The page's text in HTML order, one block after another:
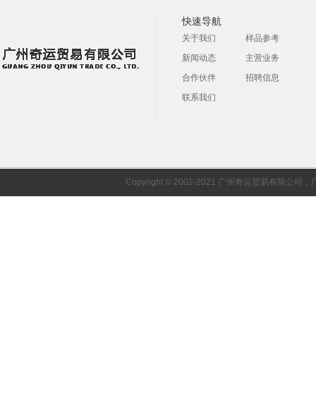
快速导航
关于我们
样品参考
新闻动态
主营业务
合作伙伴
招聘信息
联系我们
Copyright © 2002-2021 广州奇运贸易有限公司，